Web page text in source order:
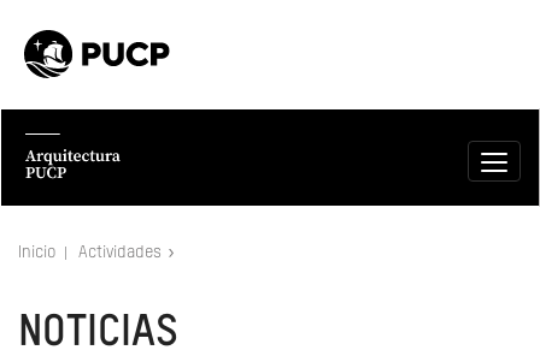
Inicio Actividades
NOTICIAS